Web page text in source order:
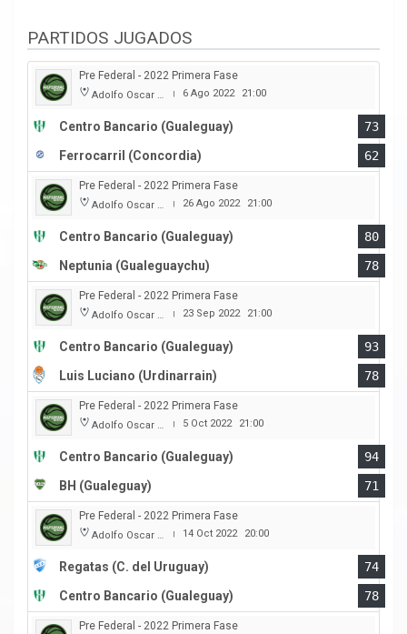
PARTIDOS JUGADOS
Pre Federal - 2022 Primera Fase
Adolfo Oscar Capurro | 6 Ago 2022 21:00
Centro Bancario (Gualeguay)
73
Ferrocarril (Concordia)
62
Pre Federal - 2022 Primera Fase
Adolfo Oscar Capurro | 26 Ago 2022 21:00
Centro Bancario (Gualeguay)
80
Neptunia (Gualeguaychu)
78
Pre Federal - 2022 Primera Fase
Adolfo Oscar Capurro | 23 Sep 2022 21:00
Centro Bancario (Gualeguay)
93
Luis Luciano (Urdinarrain)
78
Pre Federal - 2022 Primera Fase
Adolfo Oscar Capurro | 5 Oct 2022 21:00
Centro Bancario (Gualeguay)
94
BH (Gualeguay)
71
Pre Federal - 2022 Primera Fase
Adolfo Oscar Capurro | 14 Oct 2022 20:00
Regatas (C. del Uruguay)
74
Centro Bancario (Gualeguay)
78
Pre Federal - 2022 Primera Fase